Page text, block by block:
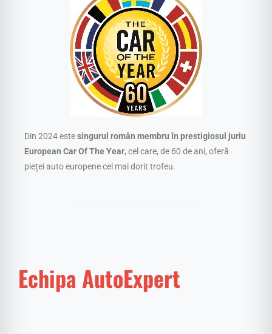
Din 2024 estesingurul român membru în prestigiosul juriu
European Car Of The Year, cel care, de 60 de ani, oferă
pieței auto europene cel mai dorit trofeu.
Echipa AutoExpert